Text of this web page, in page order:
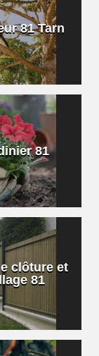
81 Tarn
81
clôture et
81